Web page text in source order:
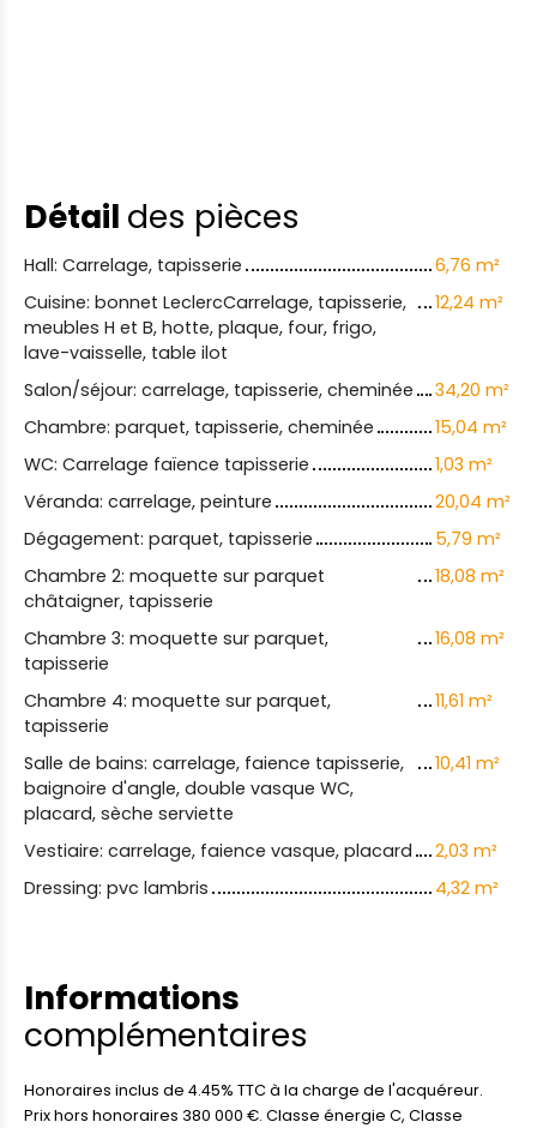
Détail des pièces
Hall: Carrelage, tapisserie
6,76 m²
Cuisine: bonnet LeclercCarrelage, tapisserie,
meubles H et B, hotte, plaque, four, frigo,
lave-vaisselle, table ilot
12,24 m²
Salon/séjour: carrelage, tapisserie, cheminée
34,20 m²
Chambre: parquet, tapisserie, cheminée
15,04 m²
WC: Carrelage faïence tapisserie
1,03 m²
Véranda: carrelage, peinture
20,04 m²
Dégagement: parquet, tapisserie
5,79 m²
Chambre 2: moquette sur parquet
châtaigner, tapisserie
18,08 m²
Chambre 3: moquette sur parquet,
tapisserie
16,08 m²
Chambre 4: moquette sur parquet,
tapisserie
11,61 m²
Salle de bains: carrelage, faience tapisserie,
baignoire d'angle, double vasque WC,
placard, sèche serviette
10,41 m²
Vestiaire: carrelage, faience vasque, placard
2,03 m²
Dressing: pvc lambris
4,32 m²
Informations
complémentaires
Honoraires inclus de 4.45% TTC à la charge de l'acquéreur.
Prix hors honoraires 380 000 €. Classe énergie C, Classe